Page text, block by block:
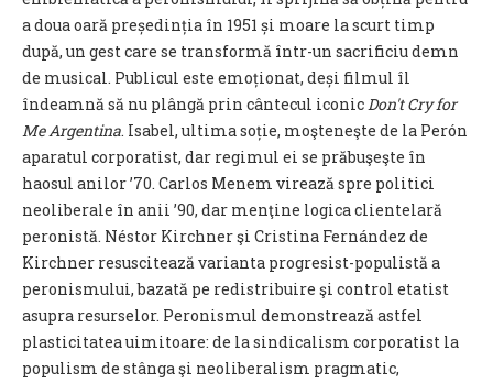
a doua oară președinția în 1951 și moare la scurt timp
după, un gest care se transformă într-un sacrificiu demn
de musical. Publicul este emoționat, deși filmul îl
îndeamnă să nu plângă prin cântecul iconicDon't Cry for
Me Argentina. Isabel, ultima soție, moşteneşte de la Perón
aparatul corporatist, dar regimul ei se prăbuşeşte în
haosul anilor ’70. Carlos Menem virează spre politici
neoliberale în anii ’90, dar menţine logica clientelară
peronistă. Néstor Kirchner şi Cristina Fernández de
Kirchner resuscitează varianta progresist-populistă a
peronismului, bazată pe redistribuire şi control etatist
asupra resurselor. Peronismul demonstrează astfel
plasticitatea uimitoare: de la sindicalism corporatist la
populism de stânga şi neoliberalism pragmatic,